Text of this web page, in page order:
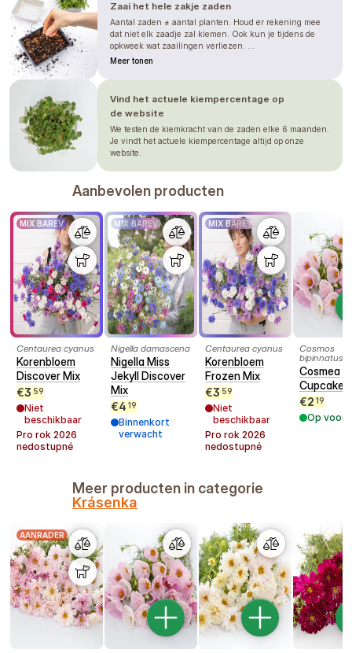
Zaai het hele zakje zaden
Aantal zaden ≠ aantal planten. Houd er rekening mee
dat niet elk zaadje zal kiemen. Ook kun je tijdens de
opkweek wat zaailingen verliezen. ...
Meer tonen
Vind het actuele kiempercentage op
de website
We testen de kiemkracht van de zaden elke 6 maanden.
Je vindt het actuele kiempercentage altijd op onze
website.
Aanbevolen producten
MIX BAREV
Centaurea cyanus
Korenbloem
Discover Mix
€3 59
Niet
beschikbaar
Pro rok 2026
nedostupné
MIX BAREV
Nigella damascena
Nigella Miss
Jekyll Discover
Mix
€4 19
Binnenkort
verwacht
MIX BAREV
Centaurea cyanus
Korenbloem
Frozen Mix
€3 59
Niet
beschikbaar
Pro rok 2026
nedostupné
Cosmos
bipinnatus
Cosmea
Cupcakes
€2 19
Op
Meer producten in categorie
Krásenka
AANRADER